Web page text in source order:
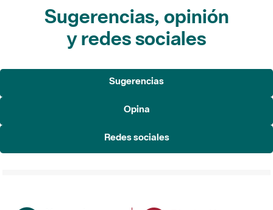
Sugerencias, opinión
y redes sociales
Sugerencias
Opina
Redes sociales